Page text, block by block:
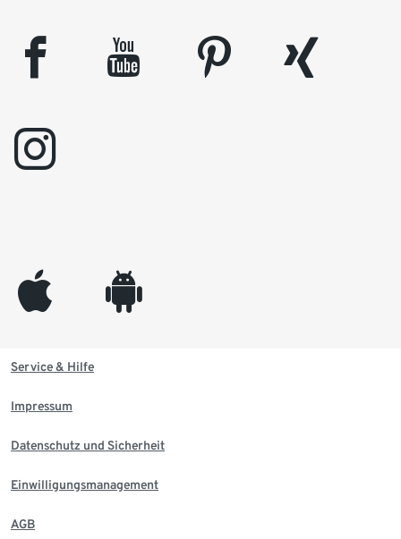
facebook youtube pinterest
xing
instagram
appleinc android
Service & Hilfe
Impressum
Datenschutz und Sicherheit
Einwilligungsmanagement
AGB